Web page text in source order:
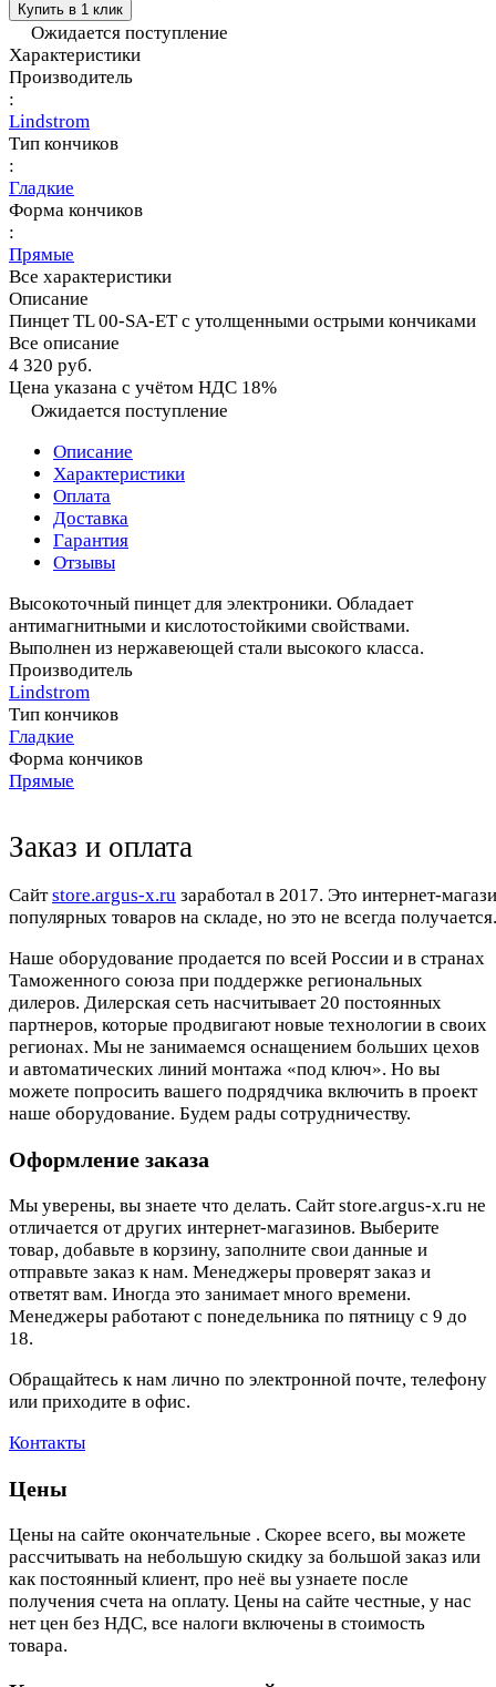
Купить в 1 клик
Ожидается поступление
Характеристики
Производитель
:
Lindstrom
Тип кончиков
:
Гладкие
Форма кончиков
:
Прямые
Все характеристики
Описание
Пинцет TL 00-SA-ET с утолщенными острыми кончиками
Все описание
4 320 руб.
Цена указана с учётом НДС 18%
Ожидается поступление
Описание
Характеристики
Оплата
Доставка
Гарантия
Отзывы
Высокоточный пинцет для электроники. Обладает
антимагнитными и кислотостойкими свойствами.
Выполнен из нержавеющей стали высокого класса.
Производитель
Lindstrom
Тип кончиков
Гладкие
Форма кончиков
Прямые
Заказ и оплата
Cайтstore.argus-x.ru заработал в 2017. Это интернет-
популярных товаров на складе, но это не всегда
Наше оборудование продается по всей России и в странах
Таможенного союза при поддержке региональных
дилеров. Дилерская сеть насчитывает 20 постоянных
партнеров, которые продвигают новые технологии в своих
регионах. Мы не занимаемся оснащением больших цехов
и автоматических линий монтажа «под ключ». Но вы
можете попросить вашего подрядчика включить в проект
наше оборудование. Будем рады сотрудничеству.
Оформление заказа
Мы уверены, вы знаете что делать. Сайт store.argus-x.ru не
отличается от других интернет-магазинов. Выберите
товар, добавьте в корзину, заполните свои данные и
отправьте заказ к нам. Менеджеры проверят заказ и
ответят вам. Иногда это занимает много времени.
Менеджеры работают с понедельника по пятницу с 9 до
18.
Обращайтесь к нам лично по электронной почте, телефону
или приходите в офис.
Контакты
Цены
Цены на сайте окончательные . Скорее всего, вы можете
рассчитывать на небольшую скидку за большой заказ или
как постоянный клиент, про неё вы узнаете после
получения счета на оплату. Цены на сайте честные, у нас
нет цен без НДС, все налоги включены в стоимость
товара.